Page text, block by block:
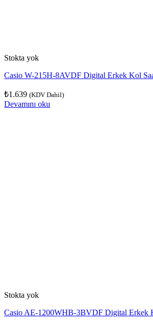
Stokta yok
Casio W-215H-8AVDF Digital Erkek Kol
₺1.639 (KDV Dahil)
Devamını oku
Stokta yok
Casio AE-1200WHB-3BVDF Digital Erkek